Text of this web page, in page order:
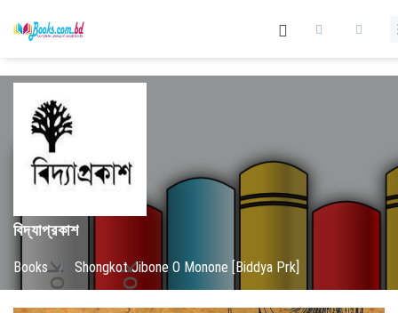
বিদ্যাপ্রকাশ
Books / Shongkot Jibone O Monone [Biddya Prk]